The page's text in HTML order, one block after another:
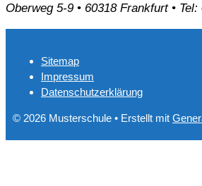
Oberweg 5-9 • 60318 Frankfurt •
Sitemap
Impressum
Datenschutzerklärung
© 2026 Musterschule • Erstellt mit